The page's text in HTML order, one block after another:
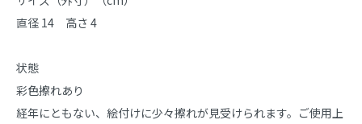
直径 14　高さ 4
状態
彩色擦れあり
経年にともない、絵付けに少々擦れが見受けられます。ご使用上